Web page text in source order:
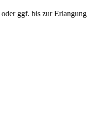
ggf. bis zur Erlangung